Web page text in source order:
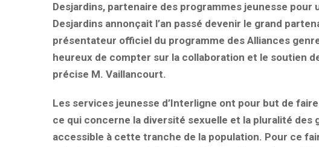
Desjardins, partenaire des programmes jeunesse pour
Desjardins annonçait l’an passé devenir le grand
présentateur officiel du programme des Alliances
heureux de compter sur la collaboration et le soutien
précise M. Vaillancourt.
Les services jeunesse d’Interligne ont pour but de
ce qui concerne la diversité sexuelle et la pluralité
accessible à cette tranche de la population. Pour ce